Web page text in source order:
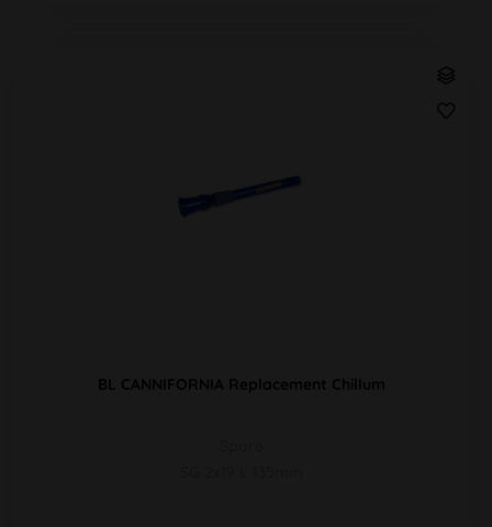
BL CANNIFORNIA Replacement Chillum